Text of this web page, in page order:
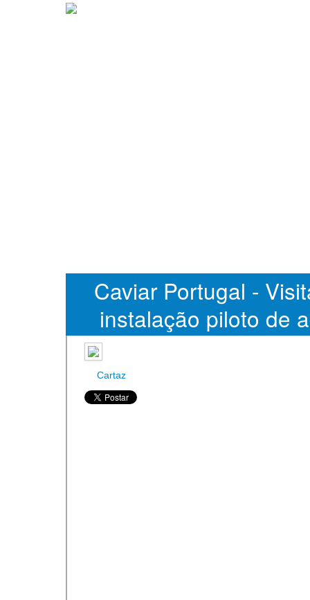
Caviar Portugal -
instalação piloto de
para produção de
Cartaz